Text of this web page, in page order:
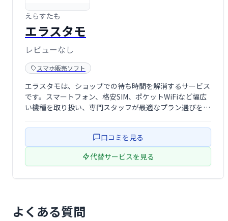
えらすたも
エラスタモ
レビューなし
スマホ販売ソフト
エラスタモは、ショップでの待ち時間を解消するサービス
です。スマートフォン、格安SIM、ポケットWiFiなど幅広
い機種を取り扱い、専門スタッフが最適なプラン選びをサ
可能です。快適なモバイルライフを実現します。
口コミを見る
代替サービスを見る
よくある質問